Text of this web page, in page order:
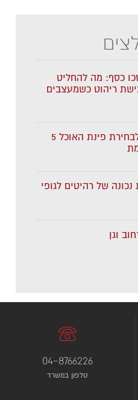
כסף: מה להחליט
ריהוט כשמעצבים
5 טיפים לבחירת פינת האוכל
של רהיטים לגופי
וגן
04-8766226
טלפון במשרד